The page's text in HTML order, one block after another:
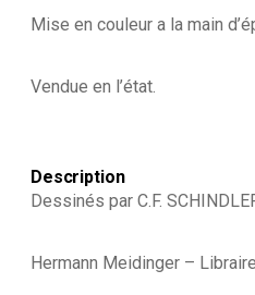
Uniforme
Mise en couleur a la main
Vendue en l’état.
Description
Dessinés par C.F.
Hermann Meidinger –